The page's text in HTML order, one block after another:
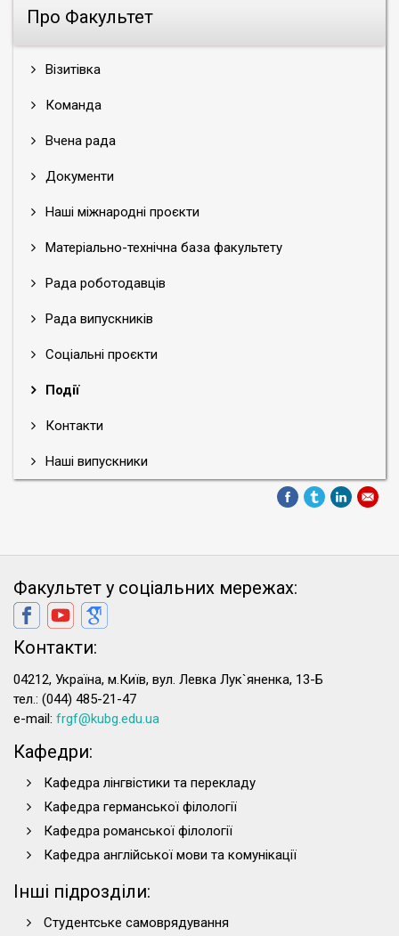
Про Факультет
Візитівка
Команда
Вчена рада
Документи
Наші міжнародні проєкти
Матеріально-технічна база факультету
Рада роботодавців
Рада випускників
Соціальні проєкти
Події
Контакти
Наші випускники
Факультет у соціальних мережах:
Контакти:
04212, Україна, м.Київ, вул. Левка Лук`яненка, 13-Б
тел.: (044) 485-21-47
e-mail: frgf@kubg.edu.ua
Кафедри:
Кафедра лінгвістики та перекладу
Кафедра германської філології
Кафедра романської філології
Кафедра англійської мови та комунікації
Інші підрозділи:
Студентське самоврядування